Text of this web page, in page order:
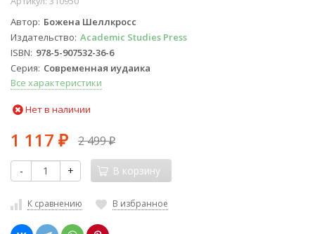
Автор Божена Шеллкросс
Издательство Academic Studies Press
ISBN 978-5-907532-36-6
Серия Современная иудаика
Все характеристики
Нет в наличии
1 117 ₽ 2 499₽
- + В корзину
К сравнению В избранное